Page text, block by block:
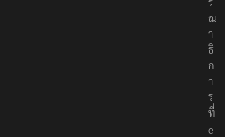
ณ
า
ธิ
ก
า
ร
ที่
e